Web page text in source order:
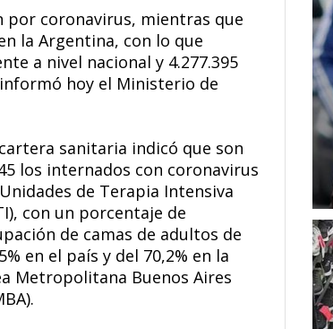
por coronavirus, mientras que
la Argentina, con lo que
a nivel nacional y 4.277.395
hoy el Ministerio de
sanitaria indicó que son
los internados con coronavirus
de Terapia Intensiva
con un porcentaje de
de camas de adultos de
en el país y del 70,2% en la
Metropolitana Buenos Aires